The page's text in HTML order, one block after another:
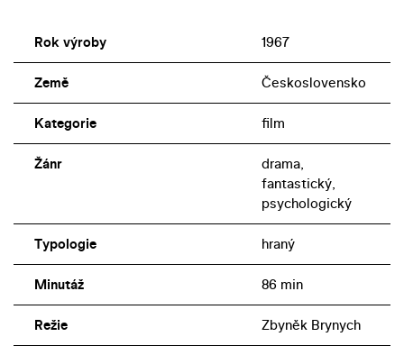
Rok výroby 1967
Země Československo
Kategorie film
Žánr
drama,
fantastický,
psychologický
Typologie hraný
Minutáž 86 min
Režie Zbyněk Brynych